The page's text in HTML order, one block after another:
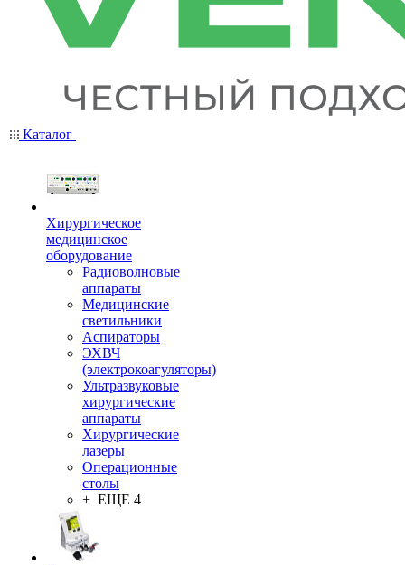
Каталог
Хирургическое
медицинское
оборудование
Радиоволновые
аппараты
Медицинские
светильники
Аспираторы
ЭХВЧ
(электрокоагуляторы)
Ультразвуковые
хирургические
аппараты
Хирургические
лазеры
Операционные
столы
+ ЕЩЕ 4